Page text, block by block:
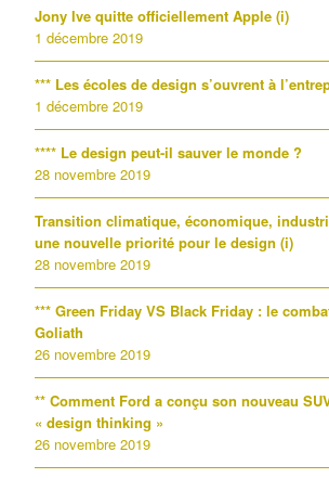
Jony Ive quitte officiellement Apple (i)
1 décembre 2019
*** Les écoles de design s’ouvrent à
1 décembre 2019
**** Le design peut-il sauver le monde ?
28 novembre 2019
Transition climatique, économique,
une nouvelle priorité pour le design (i)
28 novembre 2019
*** Green Friday VS Black Friday : le
Goliath
26 novembre 2019
** Comment Ford a conçu son nouveau
« design thinking »
26 novembre 2019